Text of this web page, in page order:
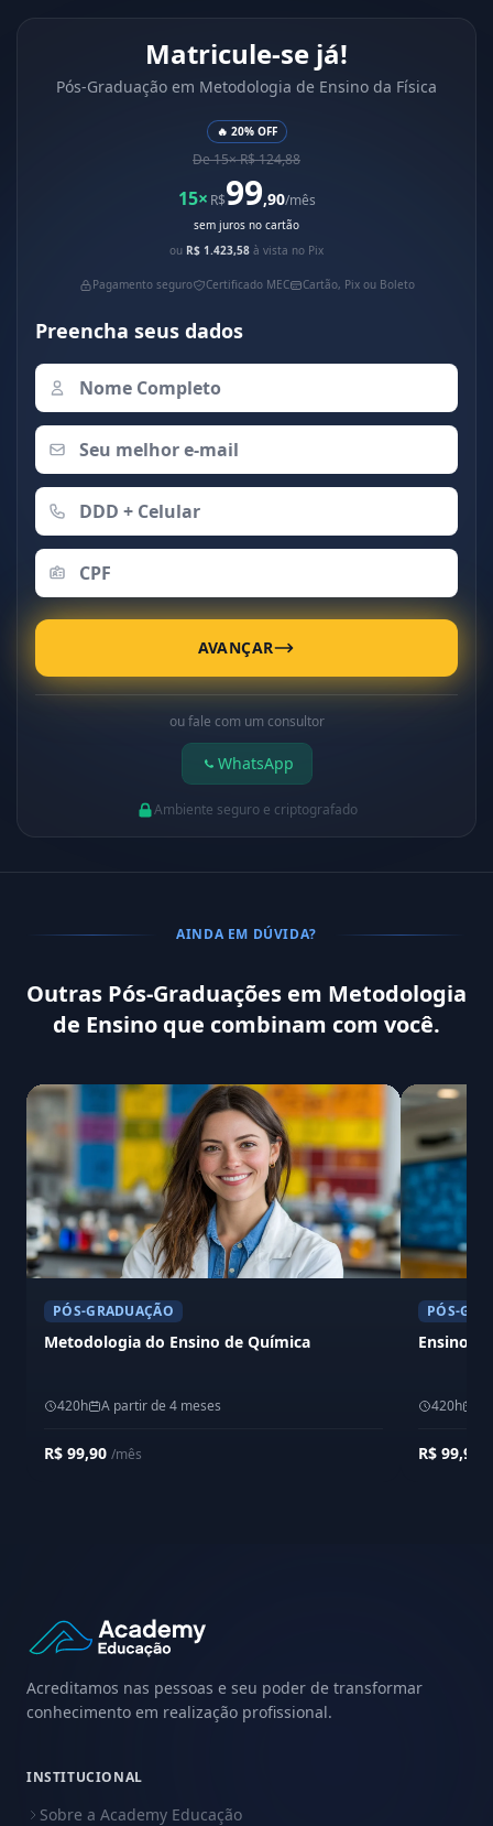
Matricule-se já!
Pós-Graduação em Metodologia de Ensino da Física
🔥 20% OFF
De 15× R$ 124,88
15× R$99,90/mês
sem juros no cartão
ou R$ 1.423,58 à vista no Pix
Pagamento seguro Certificado MEC Cartão, Pix ou Boleto
Preencha seus dados
AVANÇAR
ou fale com um consultor
WhatsApp
Ambiente seguro e criptografado
AINDA EM DÚVIDA?
Outras Pós-Graduações em Metodologia
de Ensino que combinam com você.
PÓS-GRADUAÇÃO
Metodologia do Ensino de Química
420h A partir de 4 meses
R$ 99,90 /mês
PÓS-
Ensino
420h
R$ 99,90
Acreditamos nas pessoas e seu poder de transformar
conhecimento em realização profissional.
INSTITUCIONAL
Sobre a Academy Educação